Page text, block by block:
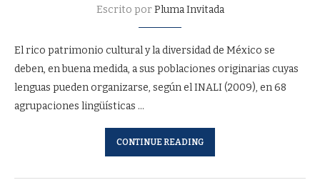
Escrito porPluma Invitada
El rico patrimonio cultural y la diversidad de México se
deben, en buena medida, a sus poblaciones originarias cuyas
lenguas pueden organizarse, según el INALI (2009), en 68
agrupaciones lingüísticas …
CONTINUE READING